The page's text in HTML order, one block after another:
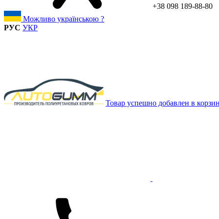
+38 098 189-88-80
Можливо українською ?
РУС УКР
Товар успешно добавлен в